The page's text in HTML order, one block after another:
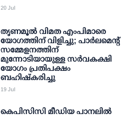
20 Jul
തൃണമൂല്‍ വിമത എംപിമാരെ
യോഗത്തിന് വിളിച്ചു; പാര്‍ലമെന്റ്
സമ്മേളനത്തിന്
മുന്നോടിയായുള്ള സര്‍വകക്ഷി
യോഗം പ്രതിപക്ഷം
ബഹിഷ്‌കരിച്ചു
19 Jul
കെപിസിസി മീഡിയ പാനലില്‍